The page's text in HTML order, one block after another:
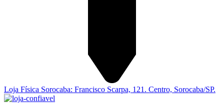
Loja Física Sorocaba: Francisco Scarpa, 121. Centro, Sorocaba/SP.